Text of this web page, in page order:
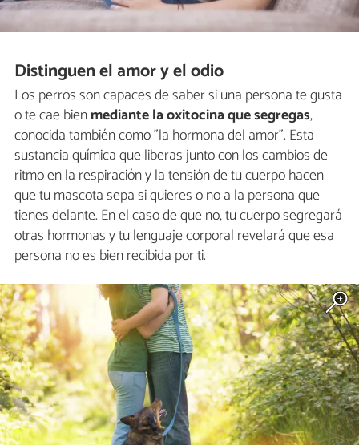
Distinguen el amor y el odio
Los perros son capaces de saber si una persona te gusta
o te cae bienmediante la oxitocina que segregas,
conocida también como "la hormona del amor". Esta
sustancia química que liberas junto con los cambios de
ritmo en la respiración y la tensión de tu cuerpo hacen
que tu mascota sepa si quieres o no a la persona que
tienes delante. En el caso de que no, tu cuerpo segregará
otras hormonas y tu lenguaje corporal revelará que esa
persona no es bien recibida por ti.